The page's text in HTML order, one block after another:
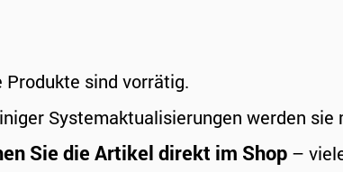
sind vorrätig.
Systemaktualisierungen werden
Sie die Artikel direkt im Shop –